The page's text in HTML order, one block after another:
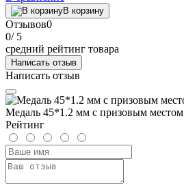
В корзину
Отзывов0
0/ 5
средний рейтинг товара
Написать отзыв
Написать отзыв
Медаль 45*1.2 мм с призовым местом
Рейтинг